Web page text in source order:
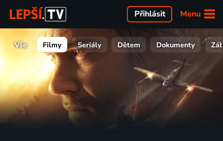
Menu
Přihlásit
Vše Filmy Seriály Dětem Dokumenty